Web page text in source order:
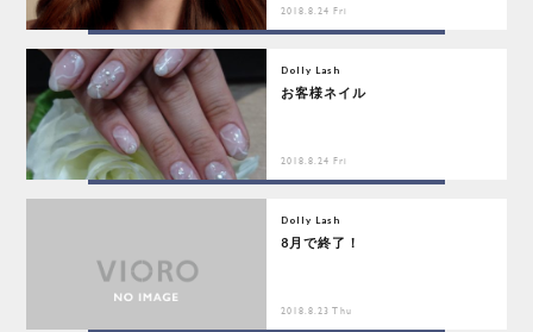
2018.8.24 Fri
Dolly Lash
お客様ネイル
2018.8.24 Fri
Dolly Lash
8月で終了！
2018.8.23 Thu